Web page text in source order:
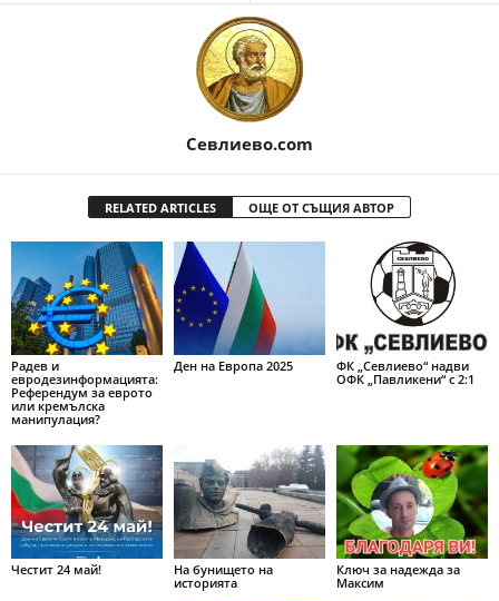
Севлиево.com
RELATED ARTICLES ОЩЕ ОТ СЪЩИЯ АВТОР
Радев и
евродезинформацията:
Референдум за еврото
или кремълска
манипулация?
Ден на Европа 2025
ФК „Севлиево“ надви
ОФК „Павликени“ с 2:1
Честит 24 май!
На бунището на
историята
Ключ за надежда за
Максим